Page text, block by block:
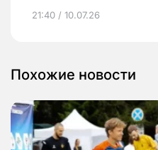
21:40 / 10.07.26
Похожие новости